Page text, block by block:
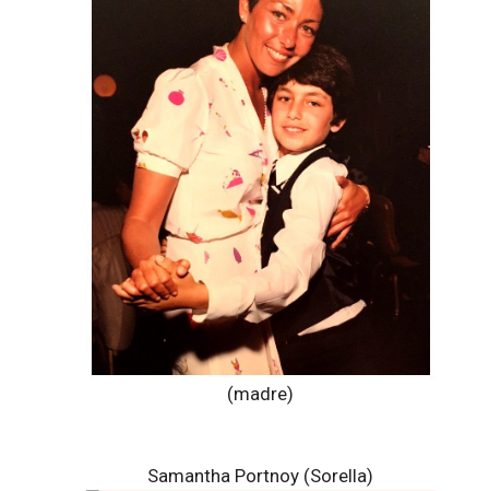
(madre)
Samantha Portnoy (Sorella)